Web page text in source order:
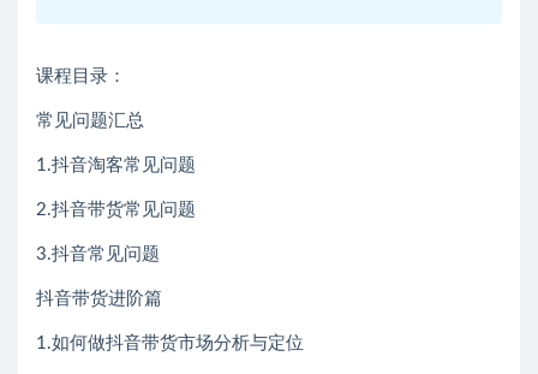
课程目录：
常见问题汇总
1.抖音淘客常见问题
2.抖音带货常见问题
3.抖音常见问题
抖音带货进阶篇
1.如何做抖音带货市场分析与定位